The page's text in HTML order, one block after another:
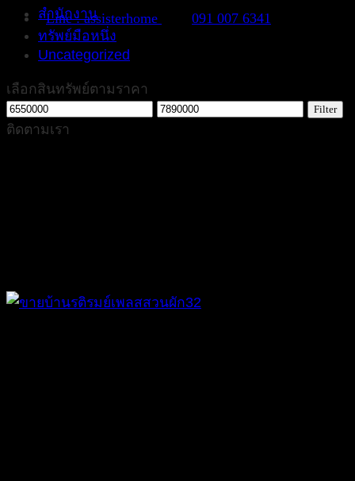
Line : assisterhome 091 007 6341
สำนักงาน
ทรัพย์มือหนึ่ง
Uncategorized
เลือกสินทรัพย์ตามราคา
Min
price
Max
Filter
ติดตามเรา